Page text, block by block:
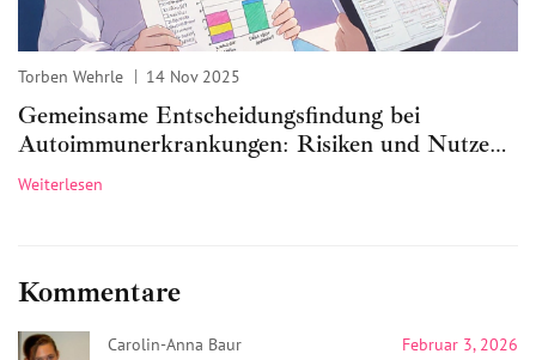
Torben Wehrle 14 Nov 2025
Gemeinsame Entscheidungsfindung bei
Autoimmunerkrankungen: Risiken und Nutzen
abwägen
Weiterlesen
Kommentare
Carolin-Anna Baur
Februar 3, 2026